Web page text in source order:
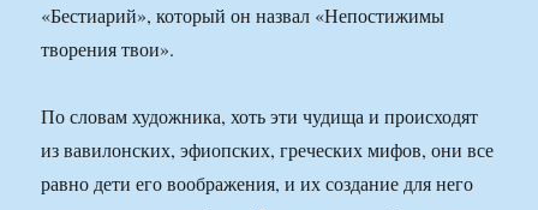
«Бестиарий», который он назвал «Непостижимы
творения твои».
По словам художника, хоть эти чудища и происходят
из вавилонских, эфиопских, греческих мифов, они все
равно дети его воображения, и их создание для него